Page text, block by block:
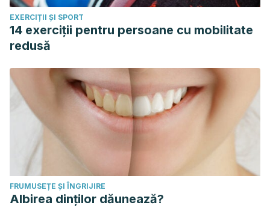
Ramos, H. A., Ferrer González, J. P., & Castillo, L. O. (n.d.).
Reflujo gastroesofágico en niños. Retrieved from
https://www.aeped.es/sites/default/files/documentos/rge.pdf
Retrieved April 23, 2019, from
https://www.webconsultas.com/bebes-y-ninos/afecciones-
tipicas-infantiles/reflujo-gastroesofagico-en-bebes
Regurgitación en los bebés – familydoctor.org. (n.d.).
Retrieved April 23, 2019, from
https://es.familydoctor.org/regurgitacion-en-los-bebes/
Reflujo gastroesofágico en bebés. (n.d.). Retrieved from
https://medlineplus.gov/spanish/refluxininfants.html
EXERCIȚII ȘI SPORT
14 exerciții pentru persoane cu mobilitate
redusă
FRUMUSEȚE ȘI ÎNGRIJIRE
Albirea dinților dăunează?